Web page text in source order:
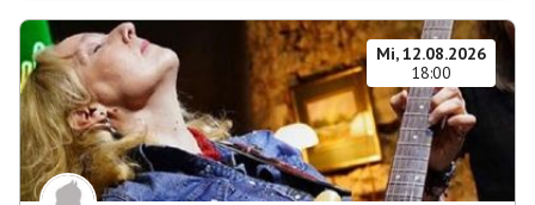
Mi, 12.08.2026
18:00